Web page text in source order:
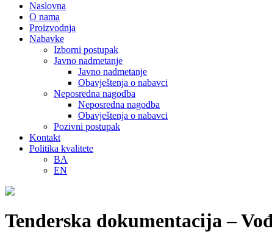
Naslovna
O nama
Proizvodnja
Nabavke
Izborni postupak
Javno nadmetanje
Javno nadmetanje
Obavještenja o nabavci
Neposredna nagodba
Neposredna nagodba
Obavještenja o nabavci
Pozivni postupak
Kontakt
Politika kvalitete
BA
EN
Tenderska dokumentacija –